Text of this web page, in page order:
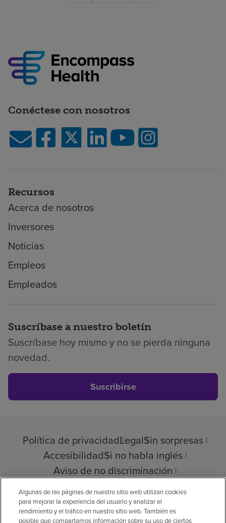
Conéctese con nosotros
Recursos
Acerca de nosotros
Inversores
Noticias
Empleos
Empleados
Suscríbase a nuestro boletín
Suscríbase hoy mismo y no se pierda ninguna
novedad.
Suscribirse
Política de privacidadLegalSin sorpresas
AccesibilidadSi no habla inglés
Aviso de no discriminación
Cumplimiento de los proveedores
Algunas de las páginas de nuestro sitio web utilizan cookies
para mejorar la experiencia del usuario y analizar el
rendimiento y el tráfico en nuestro sitio web. También es
posible que compartamos información sobre su uso de ciertos